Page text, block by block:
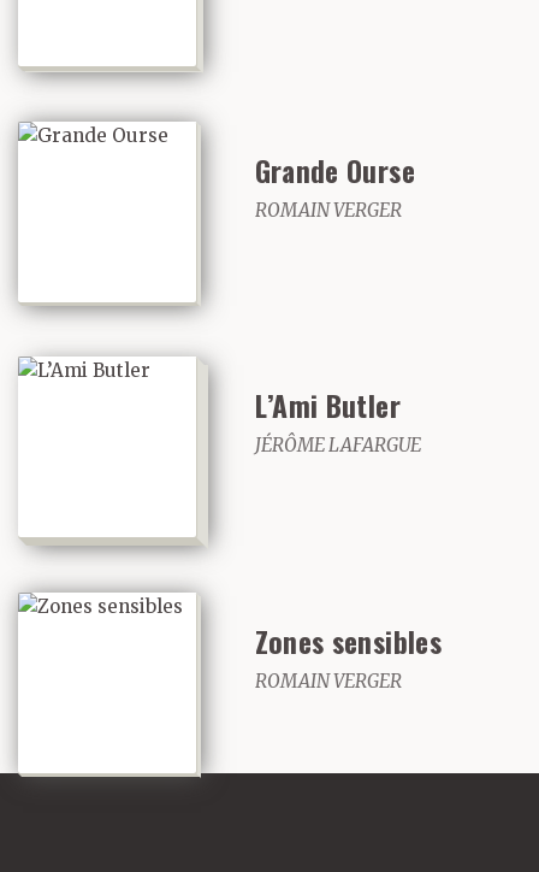
Grande Ourse
ROMAIN VERGER
L’Ami Butler
JÉRÔME LAFARGUE
Zones sensibles
ROMAIN VERGER